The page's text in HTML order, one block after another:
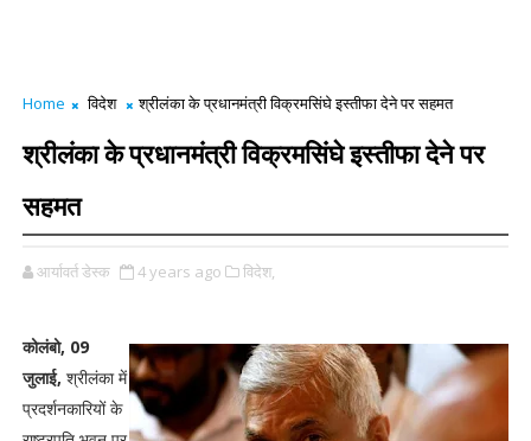
Home विदेश श्रीलंका के प्रधानमंत्री विक्रमसिंघे इस्तीफा देने पर सहमत
श्रीलंका के प्रधानमंत्री विक्रमसिंघे इस्तीफा देने पर
सहमत
आर्यावर्त डेस्क 4 years ago विदेश,
कोलंबो, 09
जुलाई, श्रीलंका में
प्रदर्शनकारियों के